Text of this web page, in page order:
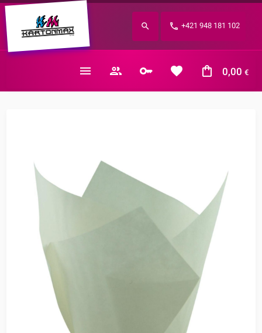
+421 948 181 102
0,00 €
Zabudnuté heslo?
E-mail